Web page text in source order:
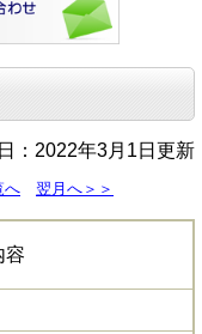
：2022年3月1日更新
へ 翌月へ＞＞
容